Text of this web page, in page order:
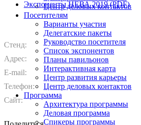
Центр деловых контактов
Посетителям
Варианты участия
Делегатские пакеты
Руководство посетителя
Список экспонентов
Планы павильонов
Интерактивная карта
Центр развития карьеры
Центр деловых контактов
Программа
Архитектура программы
Деловая программа
Спикеры программы
Экспоненты НЕВА 2019 (PDF)
Стенд:
Адрес:
E-mail:
Телефон:
Сайт: